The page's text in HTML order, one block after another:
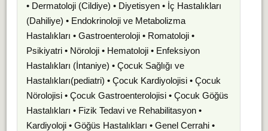
• Dermatoloji (Cildiye) • Diyetisyen • İç Hastalıkları
(Dahiliye) • Endokrinoloji ve Metabolizma
Hastalıkları • Gastroenteroloji • Romatoloji •
Psikiyatri • Nöroloji • Hematoloji • Enfeksiyon
Hastalıkları (İntaniye) • Çocuk Sağlığı ve
Hastalıkları(pediatri) • Çocuk Kardiyolojisi • Çocuk
Nörolojisi • Çocuk Gastroenterolojisi • Çocuk Göğüs
Hastalıkları • Fizik Tedavi ve Rehabilitasyon •
Kardiyoloji • Göğüs Hastalıkları • Genel Cerrahi •